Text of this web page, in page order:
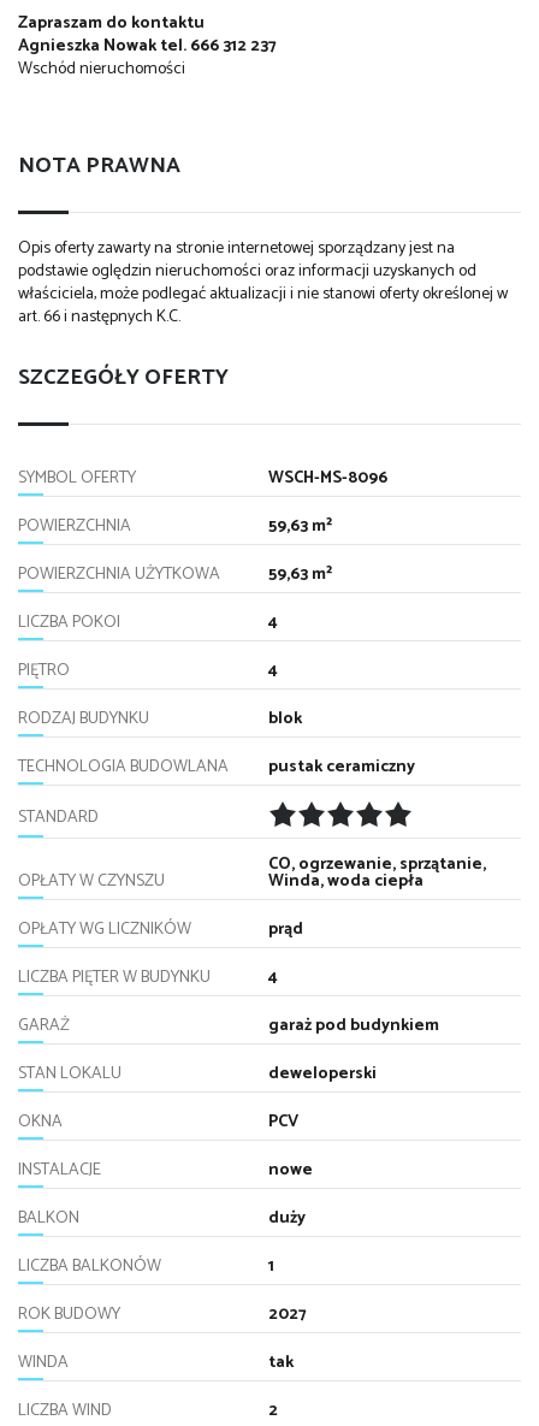
Zapraszam do kontaktu
Agnieszka Nowak tel. 666 312 237
Wschód nieruchomości
NOTA PRAWNA
Opis oferty zawarty na stronie internetowej sporządzany jest na
podstawie oględzin nieruchomości oraz informacji uzyskanych od
właściciela, może podlegać aktualizacji i nie stanowi oferty określonej w
art. 66 i następnych K.C.
SZCZEGÓŁY OFERTY
SYMBOL OFERTY
WSCH-MS-8096
POWIERZCHNIA
59,63 m²
POWIERZCHNIA UŻYTKOWA
59,63 m²
LICZBA POKOI
4
PIĘTRO
4
RODZAJ BUDYNKU
blok
TECHNOLOGIA BUDOWLANA
pustak ceramiczny
STANDARD
OPŁATY W CZYNSZU
CO, ogrzewanie, sprzątanie,
Winda, woda ciepła
OPŁATY WG LICZNIKÓW
prąd
LICZBA PIĘTER W BUDYNKU
4
GARAŻ
garaż pod budynkiem
STAN LOKALU
deweloperski
OKNA
PCV
INSTALACJE
nowe
BALKON
duży
LICZBA BALKONÓW
1
ROK BUDOWY
2027
WINDA
tak
LICZBA WIND
2